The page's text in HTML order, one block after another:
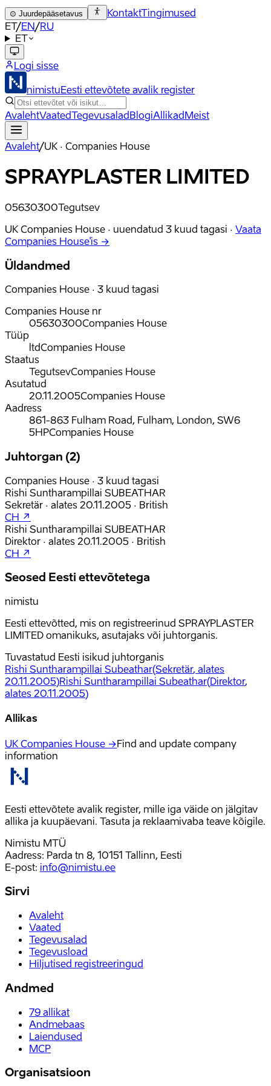
⊙ Juurdepääsetavus KontaktTingimused
ET/EN/RU
ET
Logi sisse
nimistuEesti ettevõtete avalik register
AvalehtVaatedTegevusaladBlogiAllikadMeist
Avaleht/UK · Companies House
SPRAYPLASTER LIMITED
05630300Tegutsev
UK Companies House · uuendatud 3 kuud tagasi · Vaata
Companies House'is →
Üldandmed
Companies House · 3 kuud tagasi
Companies House nr
05630300Companies House
Tüüp
ltdCompanies House
Staatus
TegutsevCompanies House
Asutatud
20.11.2005Companies House
Aadress
861-863 Fulham Road, Fulham, London, SW6
5HPCompanies House
Juhtorgan (2)
Companies House · 3 kuud tagasi
Rishi Suntharampillai SUBEATHAR
Sekretär · alates 20.11.2005 · British
CH ↗
Rishi Suntharampillai SUBEATHAR
Direktor · alates 20.11.2005 · British
CH ↗
Seosed Eesti ettevõtetega
nimistu
Eesti ettevõtted, mis on registreerinud SPRAYPLASTER
LIMITED omanikuks, asutajaks või juhtorganis.
Tuvastatud Eesti isikud juhtorganis
Rishi Suntharampillai Subeathar(Sekretär, alates
20.11.2005)Rishi Suntharampillai Subeathar(Direktor,
alates 20.11.2005)
Allikas
UK Companies House →Find and update company
information
Eesti ettevõtete avalik register, mille iga väide on jälgitav
allika ja kuupäevani. Tasuta ja reklaamivaba teave kõigile.
Nimistu MTÜ
Aadress: Parda tn 8, 10151 Tallinn, Eesti
E-post: info@nimistu.ee
Sirvi
Avaleht
Vaated
Tegevusalad
Tegevusload
Hiljutised registreeringud
Andmed
79 allikat
Andmebaas
Laiendused
MCP
Organisatsioon